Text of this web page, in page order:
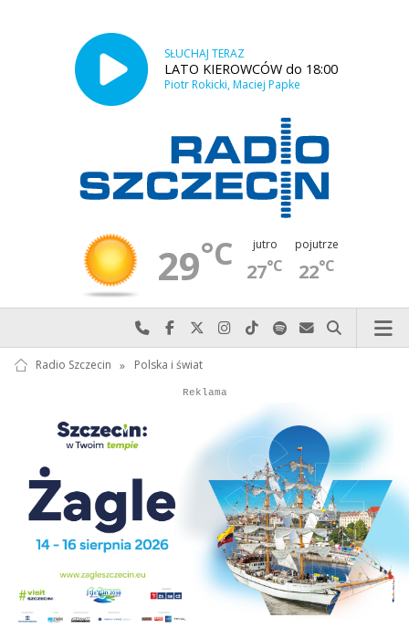
SŁUCHAJ TERAZ
LATO KIEROWCÓW do 18:00
Piotr Rokicki, Maciej Papke
29°C jutro
27°C
pojutrze
22°C
Najlepiej po prostu do nas zadzwoń
Odwiedź nas na Facebook-u
Odwiedź nas na X
Odwiedź nas na Instagram-ie
Odwiedź nas na TikTok-u
Szukaj nas na Spotify
Wyślij do nas
Szukaj
Radio Szczecin » Polska i świat
Autopromocja
Reklama